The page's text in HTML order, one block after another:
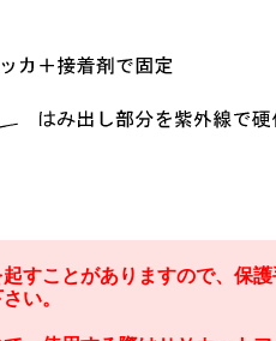
ことがありますので、保護
い。